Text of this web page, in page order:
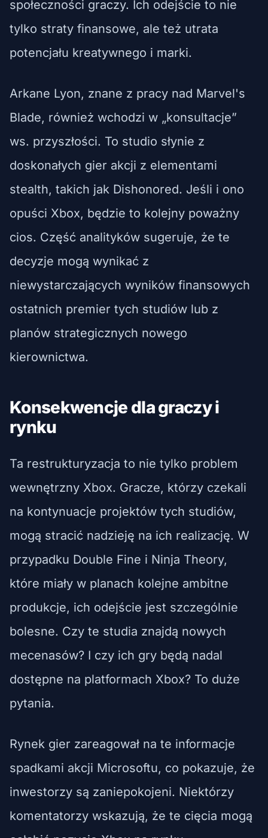
społeczności graczy. Ich odejście to nie
tylko straty finansowe, ale też utrata
potencjału kreatywnego i marki.
Arkane Lyon, znane z pracy nad Marvel's
Blade, również wchodzi w „konsultacje”
ws. przyszłości. To studio słynie z
doskonałych gier akcji z elementami
stealth, takich jak Dishonored. Jeśli i ono
opuści Xbox, będzie to kolejny poważny
cios. Część analityków sugeruje, że te
decyzje mogą wynikać z
niewystarczających wyników finansowych
ostatnich premier tych studiów lub z
planów strategicznych nowego
kierownictwa.
Konsekwencje dla graczy i
rynku
Ta restrukturyzacja to nie tylko problem
wewnętrzny Xbox. Gracze, którzy czekali
na kontynuacje projektów tych studiów,
mogą stracić nadzieję na ich realizację. W
przypadku Double Fine i Ninja Theory,
które miały w planach kolejne ambitne
produkcje, ich odejście jest szczególnie
bolesne. Czy te studia znajdą nowych
mecenasów? I czy ich gry będą nadal
dostępne na platformach Xbox? To duże
pytania.
Rynek gier zareagował na te informacje
spadkami akcji Microsoftu, co pokazuje, że
inwestorzy są zaniepokojeni. Niektórzy
komentatorzy wskazują, że te cięcia mogą